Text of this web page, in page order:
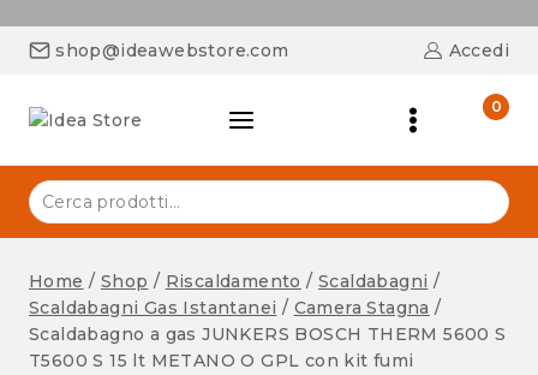
shop@ideawebstore.com Accedi
0
Home / Shop / Riscaldamento / Scaldabagni /
Scaldabagni Gas Istantanei / Camera Stagna /
Scaldabagno a gas JUNKERS BOSCH THERM 5600 S
T5600 S 15 lt METANO O GPL con kit fumi